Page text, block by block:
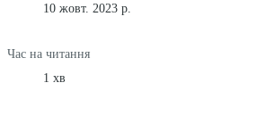
10 жовт. 2023 р.
Час на читання
1 хв